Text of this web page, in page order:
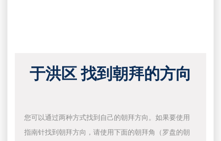
于洪区 找到朝拜的方向
您可以通过两种方式找到自己的朝拜方向。如果要使用
指南针找到朝拜方向，请使用下面的朝拜角（罗盘的朝